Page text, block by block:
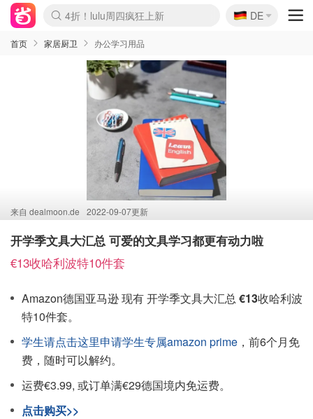
Boticinal 夏促开抢！
4折！lulu周四疯狂上新
还没结束！&OtherStories大促
Joybuy变相75折 随时失效
速领！Stanley独家85折
疑似霸哥！Camper额外叠85折
Zalando 奥莱闪促！每日更新
Moncler反季囤！5折起+叠9折
Coach Brooklyn仅€192
🇩🇪
DE
首页 家居厨卫 办公学习用品
来自 dealmoon.de 2022-09-07更新
开学季文具大汇总 可爱的文具学习都更有动力啦
€13收哈利波特10件套
Amazon德国亚马逊 现有 开学季文具大汇总 €13收哈利波
特10件套。
学生请点击这里申请学生专属amazon prime ，前6个月免
费，随时可以解约。
运费€3.99, 或订单满€29德国境内免运费。
点击购买>>